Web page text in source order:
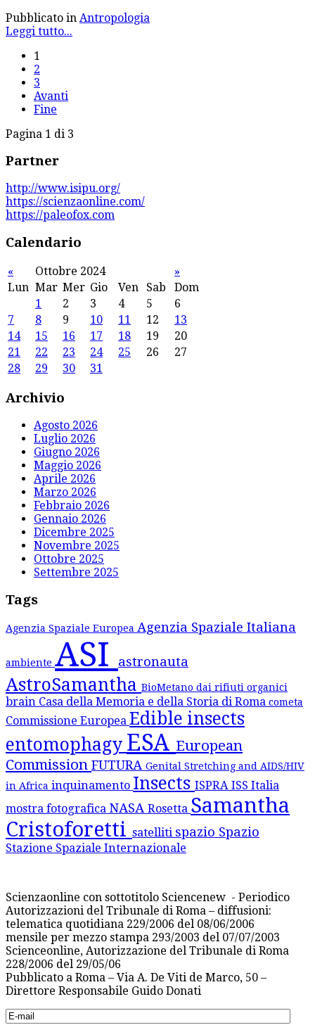
Pubblicato in Antropologia
Leggi tutto...
1
2
3
Avanti
Fine
Pagina 1 di 3
Partner
http://www.isipu.org/
https://scienzaonline.com/
https://paleofox.com
Calendario
« Ottobre 2024
»
Lun Mar Mer Gio Ven Sab
Dom
1
2 3 4 5
6
7
8 9 10 11 12
13
14
15 16 17 18 19
20
21
22 23 24 25 26
27
28
29 30 31
Archivio
Agosto 2026
Luglio 2026
Giugno 2026
Maggio 2026
Aprile 2026
Marzo 2026
Febbraio 2026
Gennaio 2026
Dicembre 2025
Novembre 2025
Ottobre 2025
Settembre 2025
Tags
Agenzia Spaziale Europea Agenzia Spaziale Italiana
ambiente ASI astronauta
AstroSamantha BioMetano dai rifiuti organici
brain Casa della Memoria e della Storia di Roma cometa
Commissione Europea Edible insects
entomophagy ESA European
Commission FUTURA Genital Stretching and AIDS/HIV
in Africa inquinamento Insects ISPRA ISS Italia
mostra fotografica NASA Rosetta Samantha
Cristoforetti satelliti spazio Spazio
Stazione Spaziale Internazionale
Scienzaonline con sottotitolo Sciencenew - Periodico
Autorizzazioni del Tribunale di Roma – diffusioni:
telematica quotidiana 229/2006 del 08/06/2006
mensile per mezzo stampa 293/2003 del 07/07/2003
Scienceonline, Autorizzazione del Tribunale di Roma
228/2006 del 29/05/06
Pubblicato a Roma – Via A. De Viti de Marco, 50 –
Direttore Responsabile Guido Donati